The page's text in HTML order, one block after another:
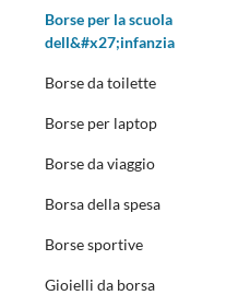
Borse per la scuola
dell&#x27;infanzia
Borse da toilette
Borse per laptop
Borse da viaggio
Borsa della spesa
Borse sportive
Gioielli da borsa